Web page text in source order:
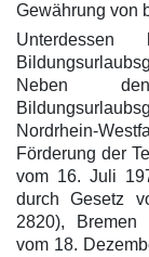
Gewährung von
Unterdessen
Neben
Nordrhein-
Förderung der
vom 16. Juli
durch Gesetz
2820), Bremen
vom 18.